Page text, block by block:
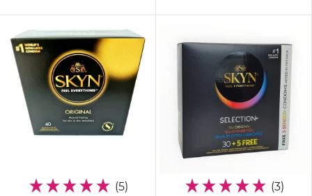
(5) (3)